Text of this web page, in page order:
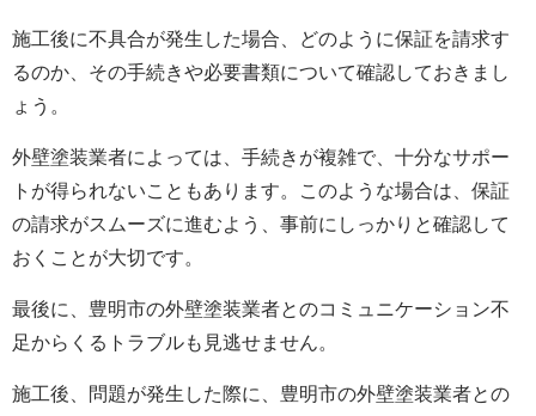
施工後に不具合が発生した場合、どのように保証を請求す
るのか、その手続きや必要書類について確認しておきまし
ょう。
外壁塗装業者によっては、手続きが複雑で、十分なサポー
トが得られないこともあります。このような場合は、保証
の請求がスムーズに進むよう、事前にしっかりと確認して
おくことが大切です。
最後に、豊明市の外壁塗装業者とのコミュニケーション不
足からくるトラブルも見逃せません。
施工後、問題が発生した際に、豊明市の外壁塗装業者との